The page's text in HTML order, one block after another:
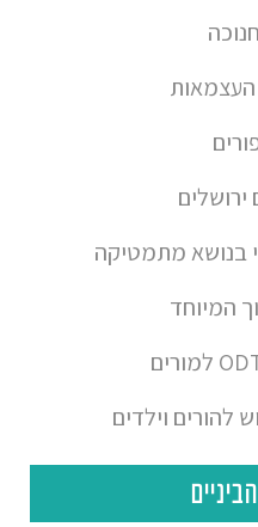
העצמאות
ירושלים
בנושא מתמטיקה
המיוחד
להורים וילדים